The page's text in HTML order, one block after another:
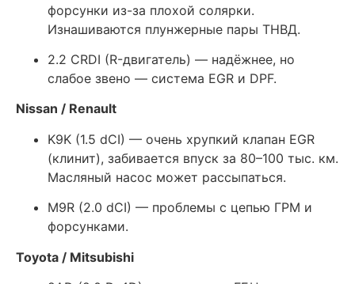
форсунки из-за плохой солярки.
Изнашиваются плунжерные пары ТНВД.
2.2 CRDI (R-двигатель) — надёжнее, но
слабое звено — система EGR и DPF.
Nissan / Renault
K9K (1.5 dCI) — очень хрупкий клапан EGR
(клинит), забивается впуск за 80–100 тыс. км.
Масляный насос может рассыпаться.
M9R (2.0 dCI) — проблемы с цепью ГРМ и
форсунками.
Toyota / Mitsubishi